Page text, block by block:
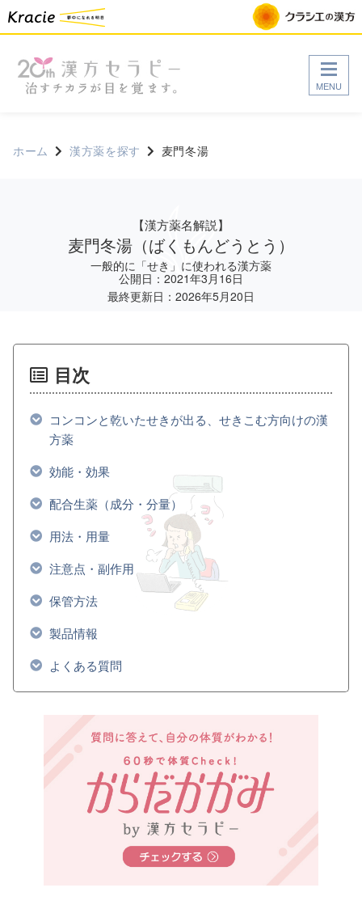
MENU
ホーム 漢方薬を探す 麦門冬湯
一般的に「せき」に使われる漢方薬
【漢方薬名解説】
麦門冬湯 （ばくもんどうとう）
公開日：2021年3月16日
最終更新日：2026年5月20日
目次
コンコンと乾いたせきが出る、せきこむ方向けの漢
方薬
効能・効果
配合生薬（成分・分量）
用法・用量
注意点・副作用
保管方法
製品情報
よくある質問